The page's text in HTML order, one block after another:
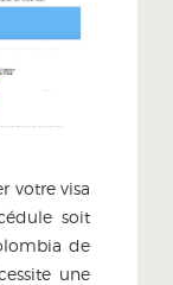
votre visa
soit
de
une